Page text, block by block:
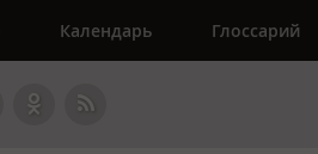
Календарь Глоссарий